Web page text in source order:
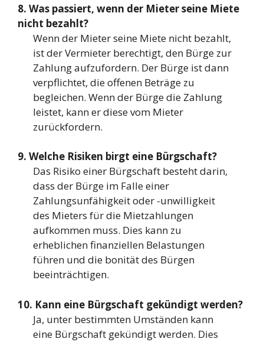
8. Was passiert, wenn der Mieter seine Miete
nicht bezahlt?
Wenn der Mieter seine Miete nicht bezahlt,
ist der Vermieter berechtigt, den Bürge zur
Zahlung aufzufordern. Der Bürge ist dann
verpflichtet, die offenen Beträge zu
begleichen. Wenn der Bürge die Zahlung
leistet, kann er diese vom Mieter
zurückfordern.
9. Welche Risiken birgt eine Bürgschaft?
Das Risiko einer Bürgschaft besteht darin,
dass der Bürge im Falle einer
Zahlungsunfähigkeit oder -unwilligkeit
des Mieters für die Mietzahlungen
aufkommen muss. Dies kann zu
erheblichen finanziellen Belastungen
führen und die bonität des Bürgen
beeinträchtigen.
10. Kann eine Bürgschaft gekündigt werden?
Ja, unter bestimmten Umständen kann
eine Bürgschaft gekündigt werden. Dies